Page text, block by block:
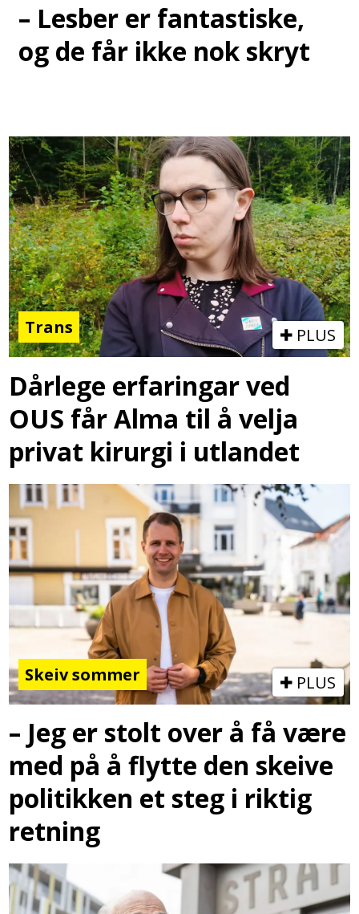
– Lesber er fantastiske,
og de får ikke nok skryt
Trans PLUS
Dårlege erfaringar ved
OUS får Alma til å velja
privat kirurgi i utlandet
Skeiv sommer PLUS
– Jeg er stolt over å få være
med på å flytte den skeive
politikken et steg i riktig
retning